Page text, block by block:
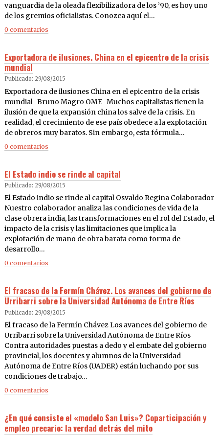
vanguardia de la oleada flexibilizadora de los ’90, es hoy uno
de los gremios oficialistas. Conozca aquí el…
0 comentarios
Exportadora de ilusiones. China en el epicentro de la crisis
mundial
Publicado: 29/08/2015
Exportadora de ilusiones China en el epicentro de la crisis
mundial Bruno Magro OME Muchos capitalistas tienen la
ilusión de que la expansión china los salve de la crisis. En
realidad, el crecimiento de ese país obedece a la explotación
de obreros muy baratos. Sin embargo, esta fórmula…
0 comentarios
El Estado indio se rinde al capital
Publicado: 29/08/2015
El Estado indio se rinde al capital Osvaldo Regina Colaborador
Nuestro colaborador analiza las condiciones de vida de la
clase obrera india, las transformaciones en el rol del Estado, el
impacto de la crisis y las limitaciones que implica la
explotación de mano de obra barata como forma de
desarrollo…
0 comentarios
El fracaso de la Fermín Chávez. Los avances del gobierno de
Urribarri sobre la Universidad Autónoma de Entre Ríos
Publicado: 29/08/2015
El fracaso de la Fermín Chávez Los avances del gobierno de
Urribarri sobre la Universidad Autónoma de Entre Ríos
Contra autoridades puestas a dedo y el embate del gobierno
provincial, los docentes y alumnos de la Universidad
Autónoma de Entre Ríos (UADER) están luchando por sus
condiciones de trabajo…
0 comentarios
¿En qué consiste el «modelo San Luis»? Coparticipación y
empleo precario: la verdad detrás del mito